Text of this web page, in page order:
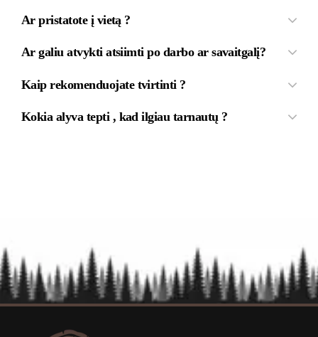
Ar pristatote į vietą ?
Ar galiu atvykti atsiimti po darbo ar savaitgalį?
Kaip rekomenduojate tvirtinti ?
Kokia alyva tepti , kad ilgiau tarnautų ?